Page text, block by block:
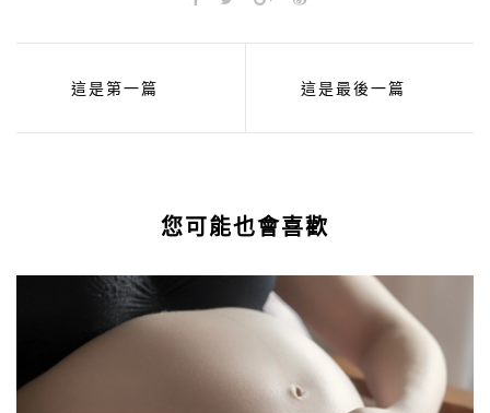
這是第一篇 這是最後一篇
您可能也會喜歡